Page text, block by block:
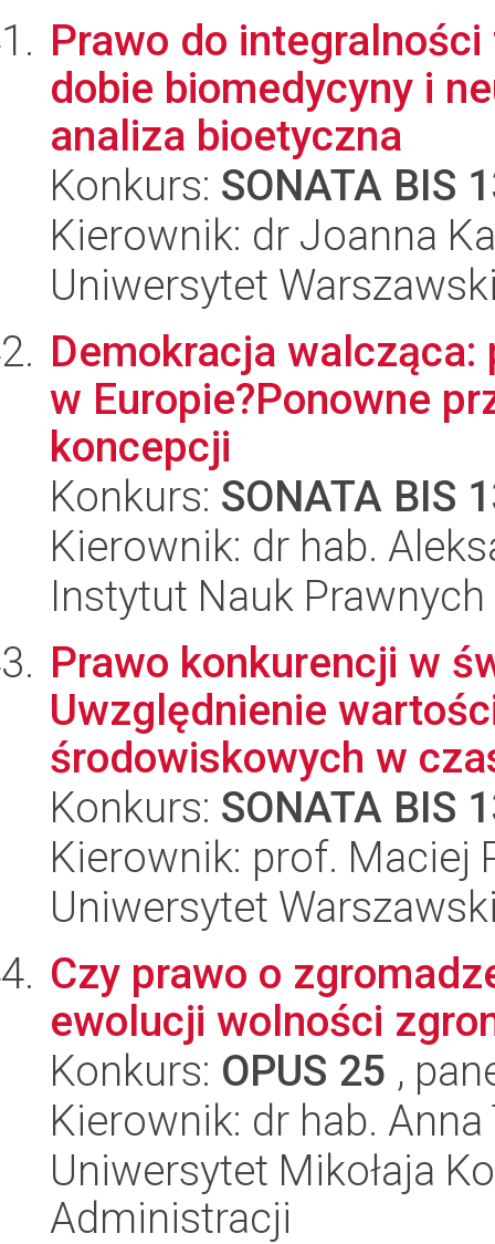
Prawo do
dobie biomedycyny i
analiza bioetyczna
Konkurs: SONATA BIS
Kierownik: dr Joanna
Uniwersytet
Demokracja
w Europie?Ponowne
koncepcji
Konkurs: SONATA BIS
Kierownik: dr hab.
Instytut Nauk Prawnych
Prawo konkurencji w
Uwzględnienie
środowiskowych w
Konkurs: SONATA BIS
Kierownik: prof. Maciej
Uniwersytet
Czy prawo o
ewolucji wolności
Konkurs: OPUS 25 ,
Kierownik: dr hab.
Uniwersytet Mikołaja
Administracji